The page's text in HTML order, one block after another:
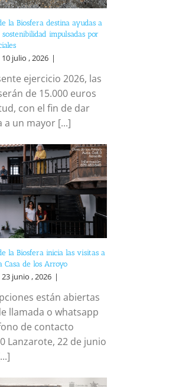
la Biosfera destina ayudas a
impulsadas por
julio , 2026 |
ejercicio 2026, las
de 15.000 euros
con el fin de dar
a un mayor [...]
la Biosfera inicia las visitas a
Casa de los Arroyo
junio , 2026 |
están abiertas
llamada o whatsapp
de contacto
Lanzarote, 22 de junio